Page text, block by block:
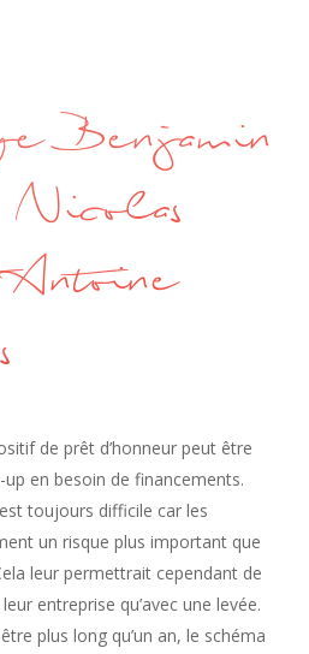
Benjamin
de prêt d’honneur peut être
en besoin de financements.
toujours difficile car les
un risque plus important que
leur permettrait cependant de
entreprise qu’avec une levée.
plus long qu’un an, le schéma